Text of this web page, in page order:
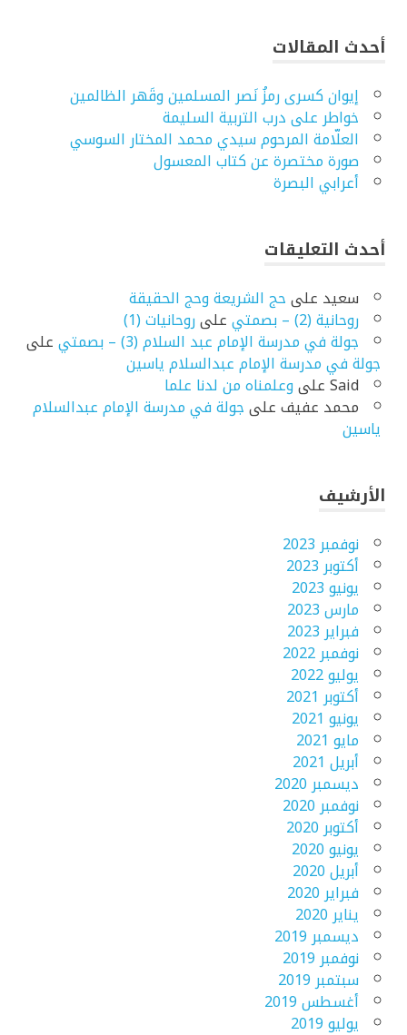
أحدث المقالات
إيوان كسرى رمزُ نَصر المسلمين وقَهر الظالمين
خواطر على درب التربية السليمة
العلّامة المرحوم سيدي محمد المختار السوسي
صورة مختصرة عن كتاب المعسول
أعرابي البصرة
أحدث التعليقات
سعيد علىحج الشريعة وحج الحقيقة
روحانية (2) – بصمتي علىروحانيات (1)
جولة في مدرسة الإمام عبد السلام (3) – بصمتي على
جولة في مدرسة الإمام عبدالسلام ياسين
Saidعلىوعلمناه من لدنا علما
محمد عفيفعلىجولة في مدرسة الإمام عبدالسلام
ياسين
الأرشيف
نوفمبر 2023
أكتوبر 2023
يونيو 2023
مارس 2023
فبراير 2023
نوفمبر 2022
يوليو 2022
أكتوبر 2021
يونيو 2021
مايو 2021
أبريل 2021
ديسمبر 2020
نوفمبر 2020
أكتوبر 2020
يونيو 2020
أبريل 2020
فبراير 2020
يناير 2020
ديسمبر 2019
نوفمبر 2019
سبتمبر 2019
أغسطس 2019
يوليو 2019